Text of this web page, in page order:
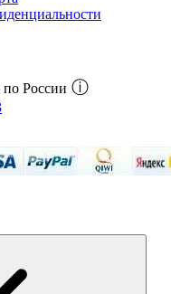
по России ⓘ